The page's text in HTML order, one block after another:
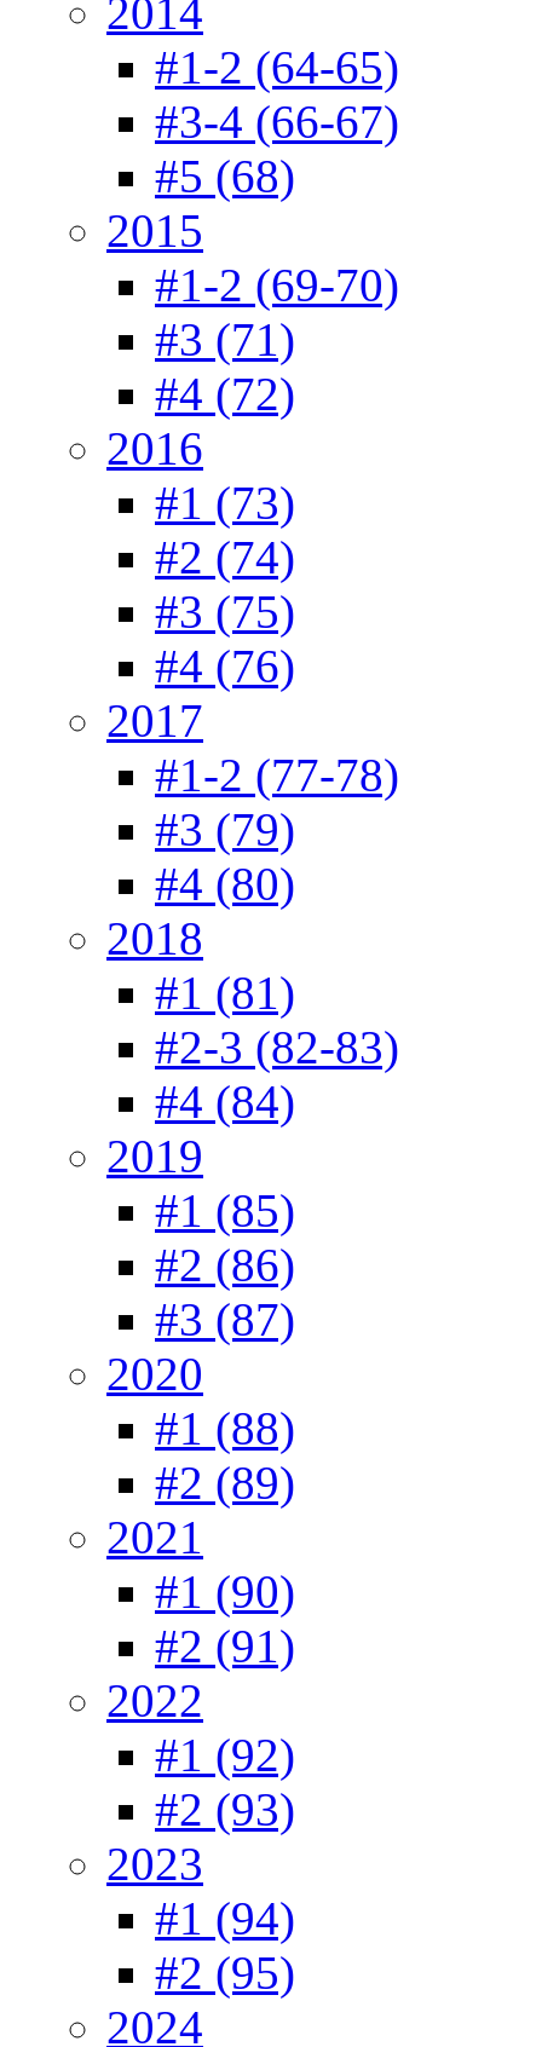
2014
#1-2 (64-65)
#3-4 (66-67)
#5 (68)
2015
#1-2 (69-70)
#3 (71)
#4 (72)
2016
#1 (73)
#2 (74)
#3 (75)
#4 (76)
2017
#1-2 (77-78)
#3 (79)
#4 (80)
2018
#1 (81)
#2-3 (82-83)
#4 (84)
2019
#1 (85)
#2 (86)
#3 (87)
2020
#1 (88)
#2 (89)
2021
#1 (90)
#2 (91)
2022
#1 (92)
#2 (93)
2023
#1 (94)
#2 (95)
2024